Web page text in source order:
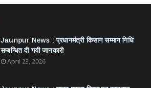
Jaunpur News : ​प्रधानमंत्री किसान सम्मान निधि
सम्बन्धित दी गयी जानकारी
April 23, 2026